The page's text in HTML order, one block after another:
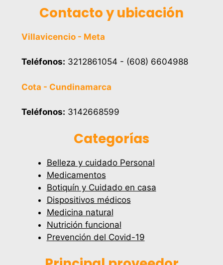
Contacto y ubicación
Villavicencio - Meta
Teléfonos: 3212861054 - (608) 6604988
Cota - Cundinamarca
Teléfonos: 3142668599
Categorías
Belleza y cuidado Personal
Medicamentos
Botiquín y Cuidado en casa
Dispositivos médicos
Medicina natural
Nutrición funcional
Prevención del Covid-19